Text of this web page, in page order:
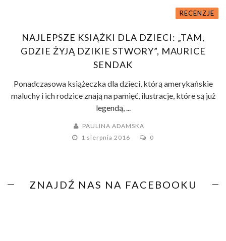
RECENZJE
NAJLEPSZE KSIĄŻKI DLA DZIECI: „TAM,
GDZIE ŻYJĄ DZIKIE STWORY”, MAURICE
SENDAK
Ponadczasowa książeczka dla dzieci, którą amerykańskie
maluchy i ich rodzice znają na pamięć, ilustracje, które są już
legendą, ...
PAULINA ADAMSKA
1 sierpnia 2016
0
ZNAJDŹ NAS NA FACEBOOKU